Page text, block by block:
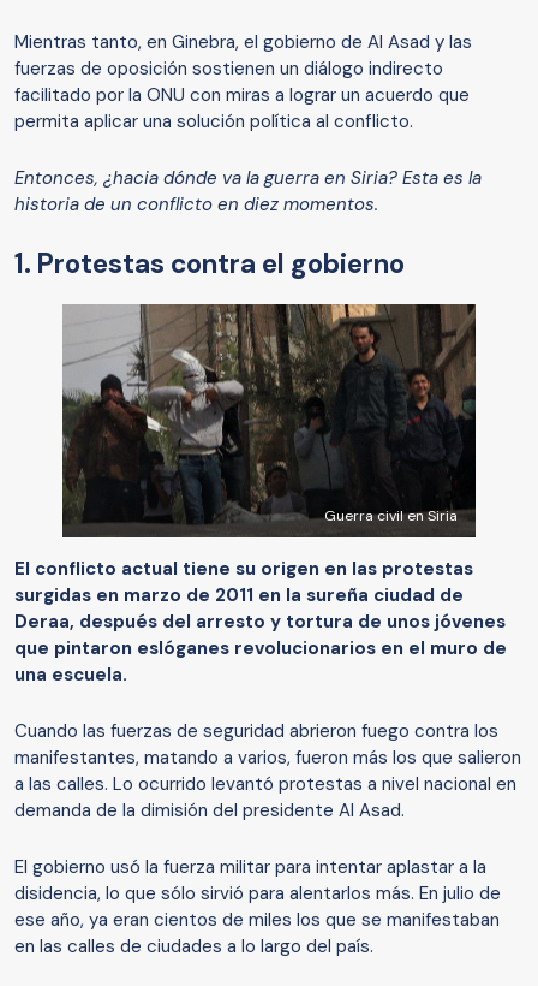
Mientras tanto, en Ginebra, el gobierno de Al Asad y las
fuerzas de oposición sostienen un diálogo indirecto
facilitado por la ONU con miras a lograr un acuerdo que
permita aplicar una solución política al conflicto.
Entonces, ¿hacia dónde va la guerra en Siria? Esta es la
historia de un conflicto en diez momentos.
1. Protestas contra el gobierno
Guerra civil en Siria
El conflicto actual tiene su origen en las protestas
surgidas en marzo de 2011 en la sureña ciudad de
Deraa, después del arresto y tortura de unos jóvenes
que pintaron eslóganes revolucionarios en el muro de
una escuela.
Cuando las fuerzas de seguridad abrieron fuego contra los
manifestantes, matando a varios, fueron más los que salieron
a las calles. Lo ocurrido levantó protestas a nivel nacional en
demanda de la dimisión del presidente Al Asad.
El gobierno usó la fuerza militar para intentar aplastar a la
disidencia, lo que sólo sirvió para alentarlos más. En julio de
ese año, ya eran cientos de miles los que se manifestaban
en las calles de ciudades a lo largo del país.